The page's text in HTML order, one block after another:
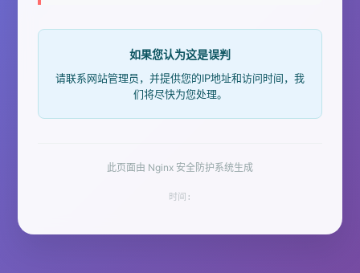
如果您认为这是误判
请联系网站管理员，并提供您的IP地址和访问时间，我
们将尽快为您处理。
此页面由 Nginx 安全防护系统生成
时间: